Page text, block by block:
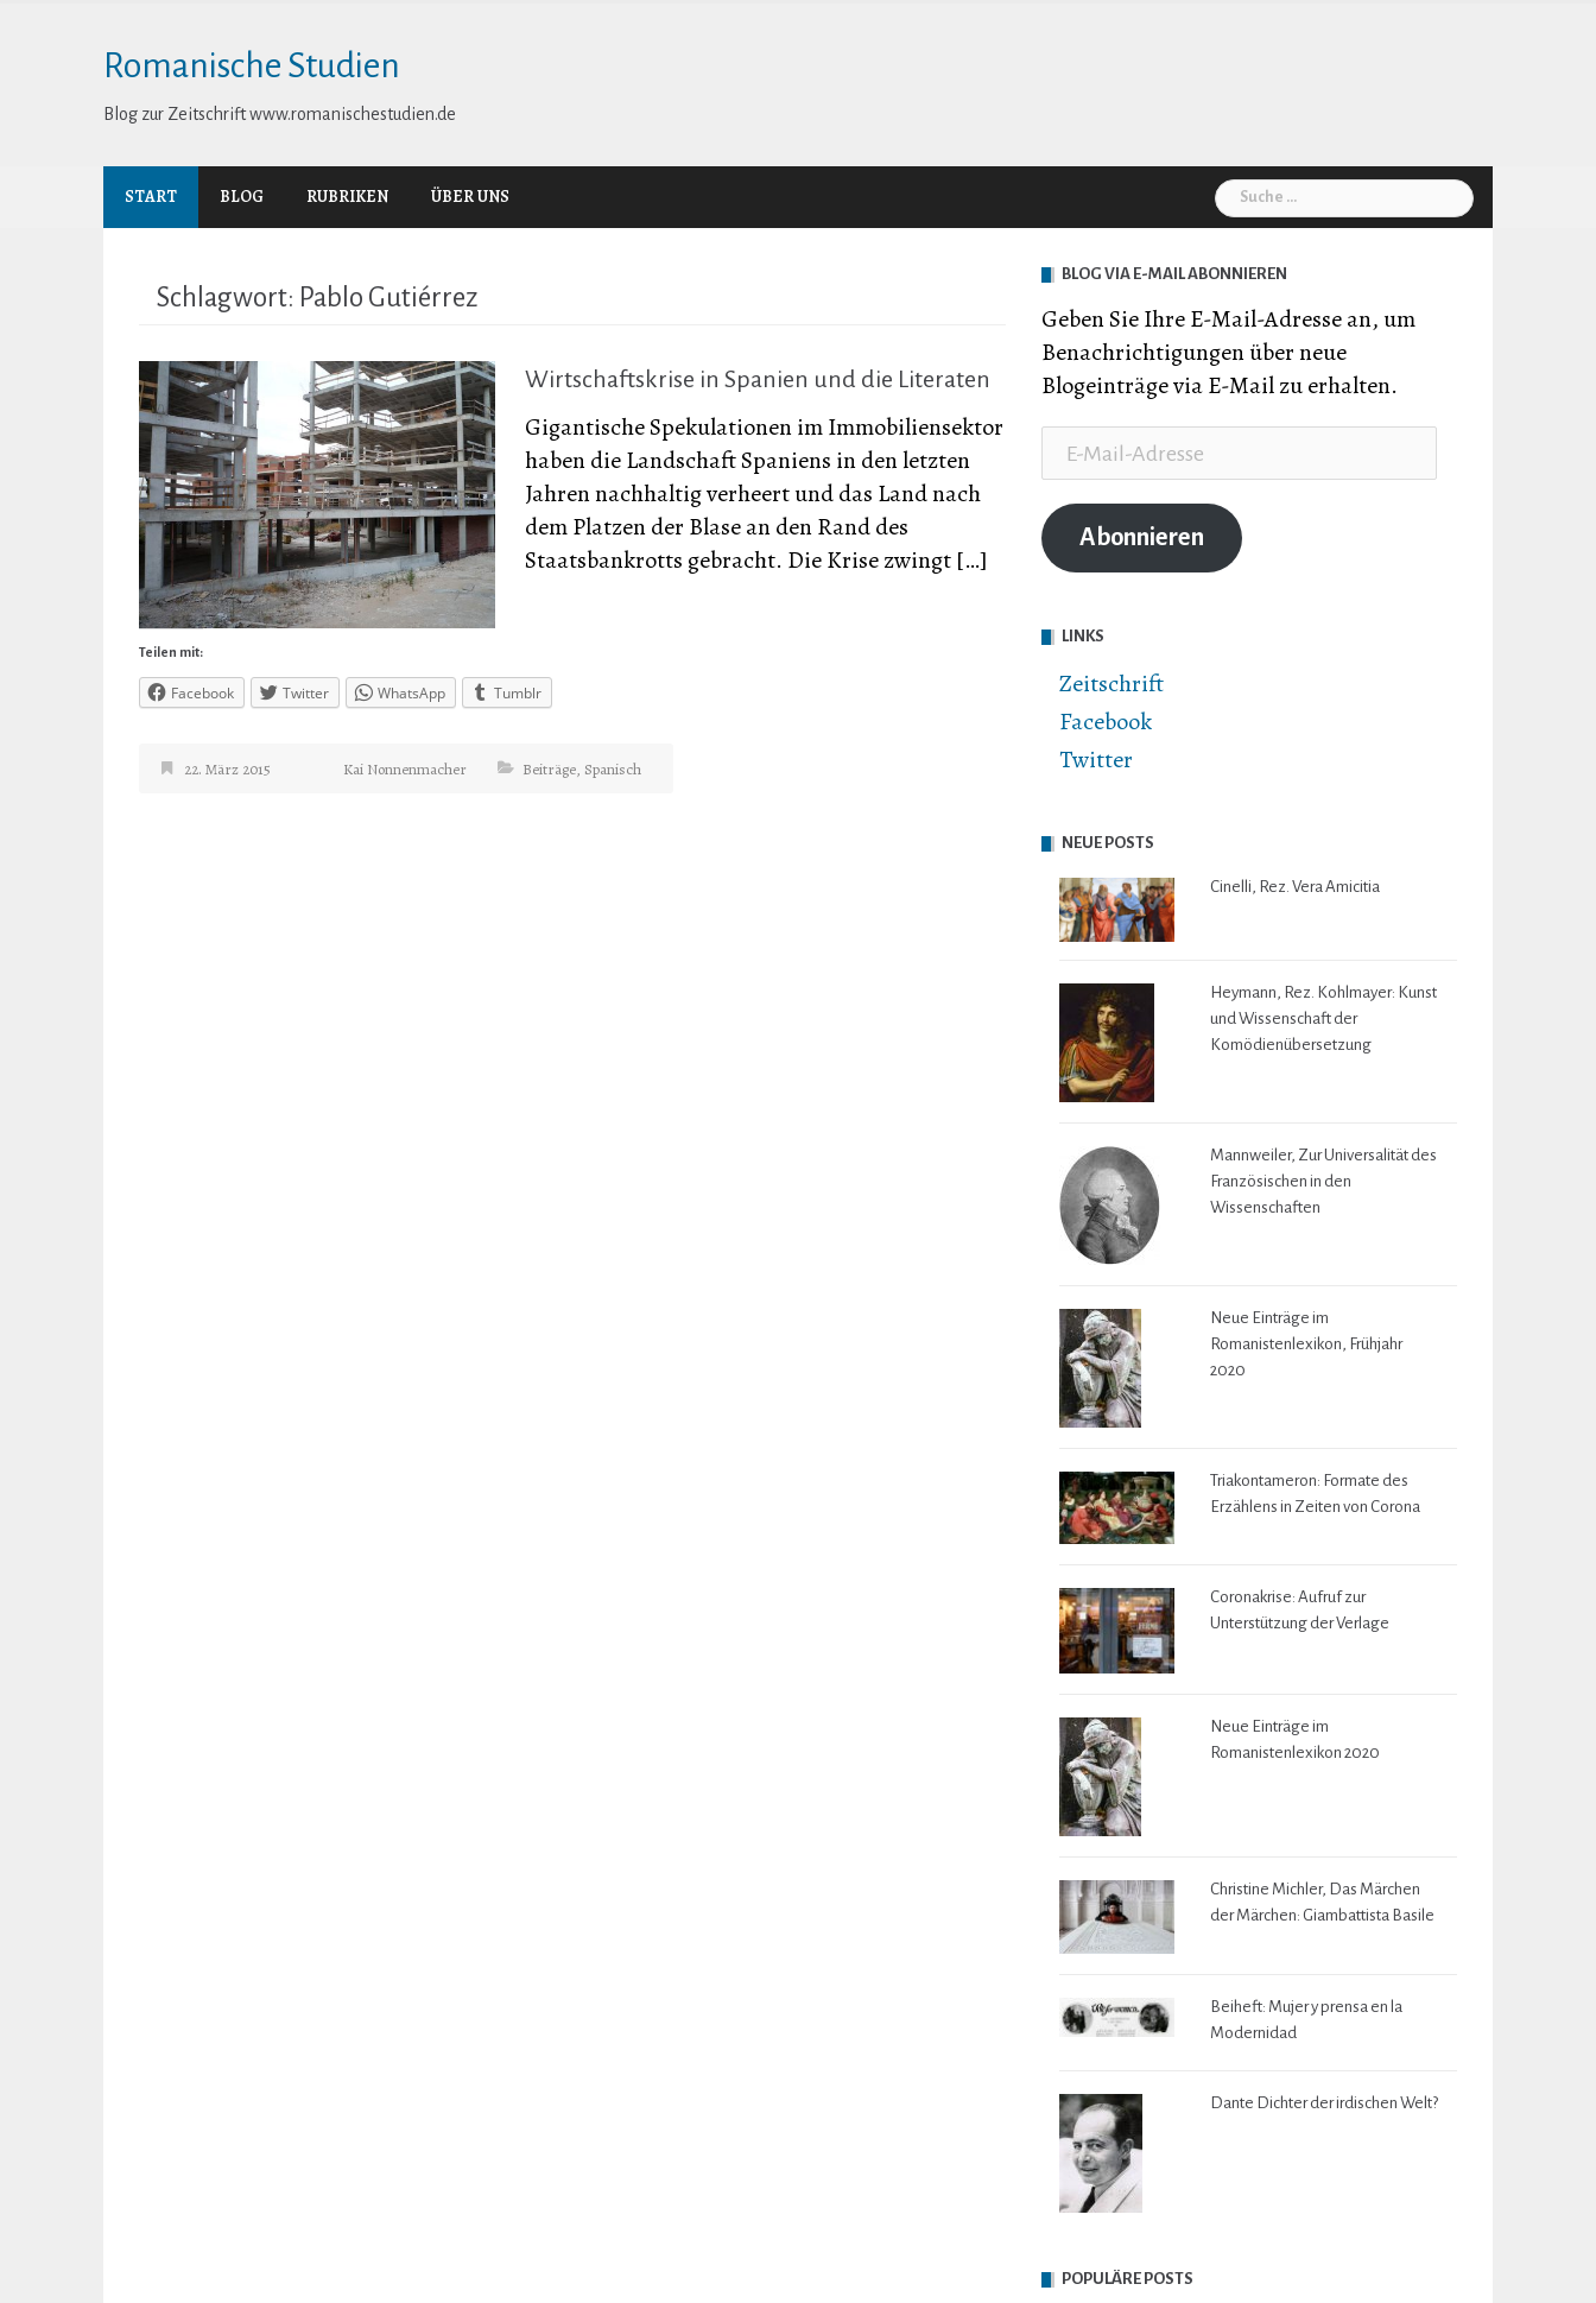
Romanische Studien
Blog zur Zeitschrift www.romanischestudien.de
START BLOG RUBRIKEN ÜBER UNS
Suche
nach:
Schlagwort: Pablo Gutiérrez
Wirtschaftskrise in Spanien und die Literaten
Gigantische Spekulationen im Immobiliensektor
haben die Landschaft Spaniens in den letzten
Jahren nachhaltig verheert und das Land nach
dem Platzen der Blase an den Rand des
Staatsbankrotts gebracht. Die Krise zwingt […]
Teilen mit:
Facebook Twitter WhatsApp Tumblr
22. März 2015 Kai Nonnenmacher Beiträge, Spanisch
BLOG VIA E-MAIL ABONNIEREN
Geben Sie Ihre E-Mail-Adresse an, um
Benachrichtigungen über neue
Blogeinträge via E-Mail zu erhalten.
Mail-
Adresse
Abonnieren
LINKS
Zeitschrift
Facebook
Twitter
NEUE POSTS
Cinelli, Rez. Vera Amicitia
Heymann, Rez. Kohlmayer: Kunst
und Wissenschaft der
Komödienübersetzung
Mannweiler, Zur Universalität des
Französischen in den
Wissenschaften
Neue Einträge im
Romanistenlexikon, Frühjahr
2020
Triakontameron: Formate des
Erzählens in Zeiten von Corona
Coronakrise: Aufruf zur
Unterstützung der Verlage
Neue Einträge im
Romanistenlexikon 2020
Christine Michler, Das Märchen
der Märchen: Giambattista Basile
Beiheft: Mujer y prensa en la
Modernidad
Dante Dichter der irdischen Welt?
POPULÄRE POSTS